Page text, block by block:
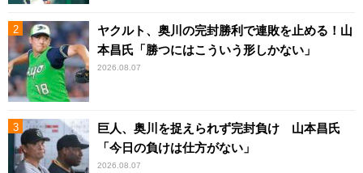
ヤクルト、奥川の完封勝利で連敗を止める！山
本昌氏「勝つにはこういう形しかない」
2026.08.07
巨人、奥川を捉えられず完封負け 山本昌氏
「今日の負けは仕方がない」
2026.08.07